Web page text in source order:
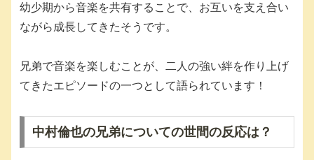
幼少期から音楽を共有することで、お互いを支え合い
ながら成長してきたそうです。
兄弟で音楽を楽しむことが、二人の強い絆を作り上げ
てきたエピソードの一つとして語られています！
中村倫也の兄弟についての世間の反応は？